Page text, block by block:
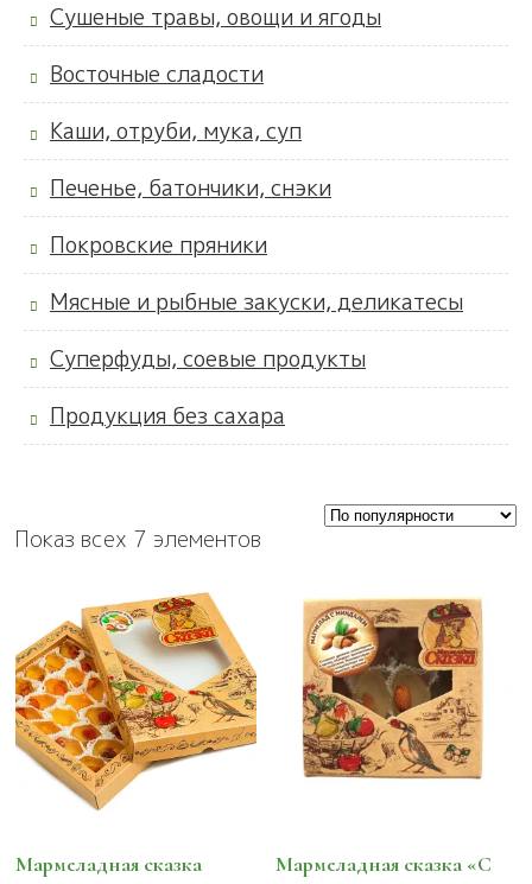
Сушеные травы, овощи и ягоды
Восточные сладости
Каши, отруби, мука, суп
Печенье, батончики, снэки
Покровские пряники
Мясные и рыбные закуски, деликатесы
Суперфуды, соевые продукты
Продукция без сахара
Показ всех 7 элементов
Мармеладная сказка
Мармеладная сказка «С